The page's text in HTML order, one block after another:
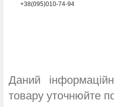
+38(095)010-74-94
Даний
товару уточнюйте